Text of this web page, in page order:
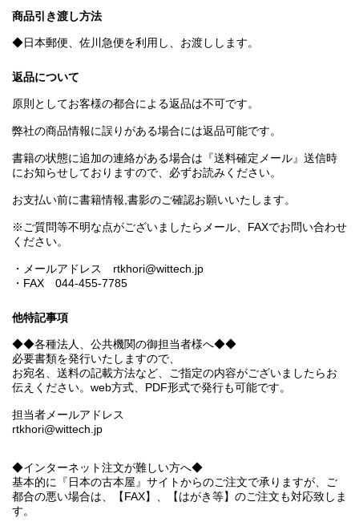
商品引き渡し方法
◆日本郵便、佐川急便を利用し、お渡しします。
返品について
原則としてお客様の都合による返品は不可です。
弊社の商品情報に誤りがある場合には返品可能です。
書籍の状態に追加の連絡がある場合は『送料確定メール』送信時
にお知らせしておりますので、必ずお読みください。
お支払い前に書籍情報,書影のご確認お願いいたします。
※ご質問等不明な点がございましたらメール、FAXでお問い合わせ
ください。
・メールアドレス rtkhori@wittech.jp
・FAX 044-455-7785
他特記事項
◆◆各種法人、公共機関の御担当者様へ◆◆
必要書類を発行いたしますので、
お宛名、送料の記載方法など、ご指定の内容がございましたらお
伝えください。web方式、PDF形式で発行も可能です。
担当者メールアドレス
rtkhori@wittech.jp
◆インターネット注文が難しい方へ◆
基本的に『日本の古本屋』サイトからのご注文で承りますが、ご
都合の悪い場合は、【FAX】、【はがき等】のご注文も対応致しま
す。